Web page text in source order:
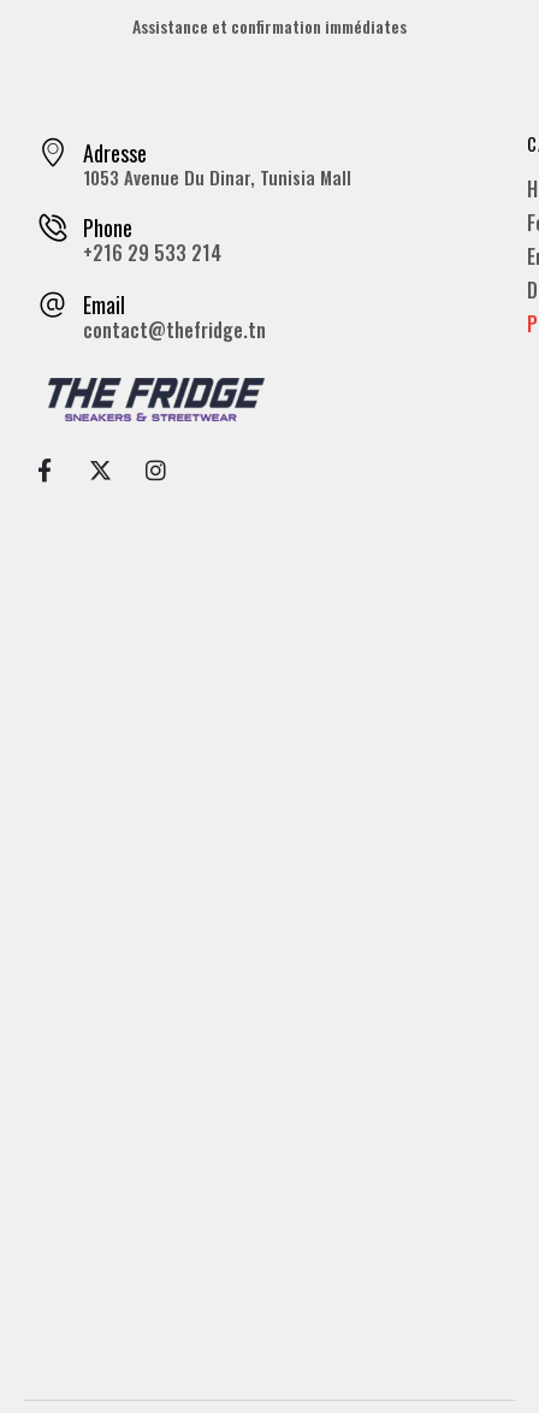
Assistance et confirmation immédiates
Adresse
1053 Avenue Du Dinar, Tunisia Mall
Phone
+216 29 533 214
Email
contact@thefridge.tn